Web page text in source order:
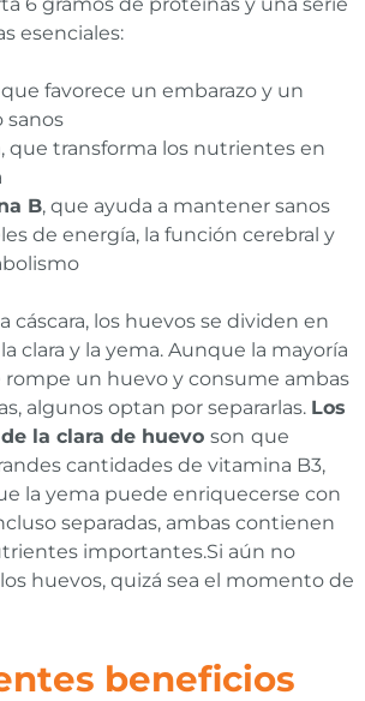
6 gramos de proteínas y una serie
esenciales:
que favorece un embarazo y un
sanos
, que transforma los nutrientes en
B, que ayuda a mantener sanos
de energía, la función cerebral y
cáscara, los huevos se dividen en
clara y la yema. Aunque la mayoría
rompe un huevo y consume ambas
algunos optan por separarlas. Los
la clara de huevo son que
cantidades de vitamina B3,
la yema puede enriquecerse con
separadas, ambas contienen
importantes.Si aún no
huevos, quizá sea el momento de
beneficios